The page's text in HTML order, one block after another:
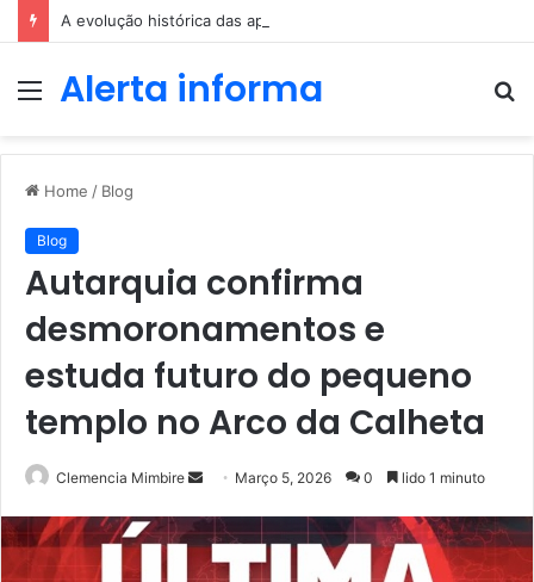
A evolução histórica das apostas ao longo dos séculos
MenuAlerta informa
Home / Blog
Blog
Autarquia confirma
desmoronamentos e
estuda futuro do pequeno
templo no Arco da Calheta
Clemencia Mimbire
Send
email
Março 5, 2026 0 lido 1 minuto